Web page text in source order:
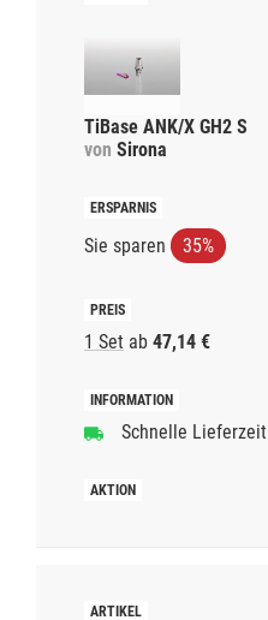
TiBase ANK/X GH2 S
von Sirona
Sie sparen 35%
1 Set ab 47,14 €
Schnelle Lieferzeit